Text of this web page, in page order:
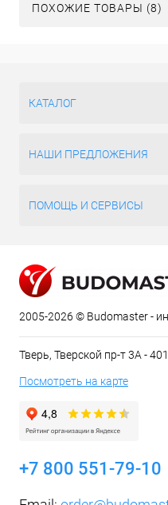
ПОХОЖИЕ ТОВАРЫ (8)
КАТАЛОГ
НАШИ ПРЕДЛОЖЕНИЯ
ПОМОЩЬ И СЕРВИСЫ
2005-2026 © Budomaster -
Тверь, Тверской пр-т 3А -
Посмотреть на карте
+7 800 551-79-10